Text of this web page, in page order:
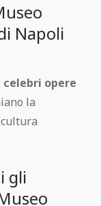
Napoli
celebri opere
la
gli